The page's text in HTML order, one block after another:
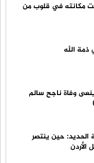
مكانته في قلوب من
ذمة الله
وفاة ناجح سالم
الحديد: حين ينتصر
الأردن